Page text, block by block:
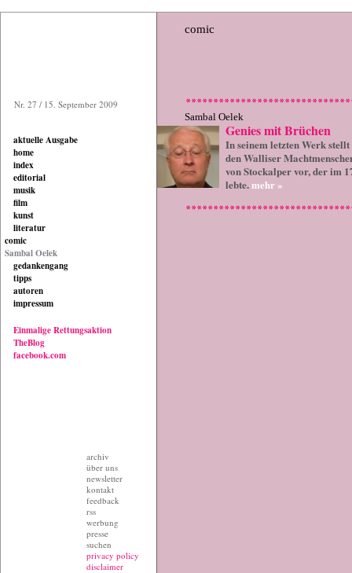
Nr. 27 / 15. September 2009
aktuelle Ausgabe
home
index
editorial
musik
film
kunst
literatur
comic
Sambal Oelek
gedankengang
tipps
autoren
impressum
Einmalige Rettungsaktion
TheBlog
facebook.com
archiv
über uns
newsletter
kontakt
feedback
rss
werbung
presse
suchen
privacy policy
disclaimer
comic
Sambal Oelek
Genies mit Brüchen
In seinem letzten Werk
den Walliser
von Stockalper vor, der im
lebte.mehr »